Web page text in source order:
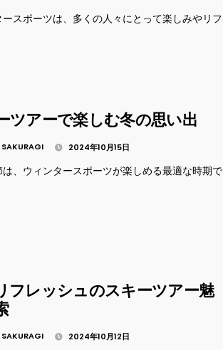
ースポーツは、多くの人々にとって楽しみやリフ
ツアーで楽しむ冬の思い出
SAKURAGI 2024年10月15日
は、ウィンタースポーツが楽しめる最適な時期で
フレッシュのスキーツアー魅
SAKURAGI 2024年10月12日